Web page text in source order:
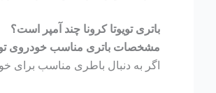
باتری تویوتا کرونا چند آمپر است؟
مشخصات باتری مناسب خودروی
اگر به دنبال باطری مناسب برای